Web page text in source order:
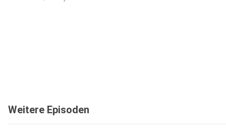
Weitere Episoden